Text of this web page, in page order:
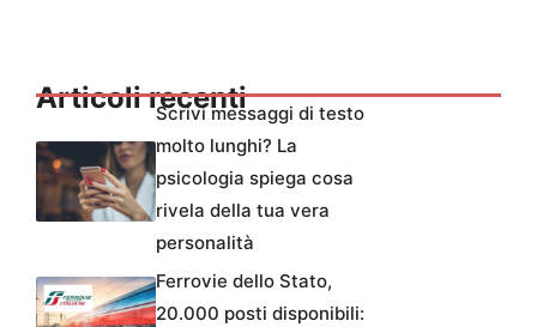
Articoli recentiScrivi messaggi di testo
molto lunghi? La
psicologia spiega cosa
rivela della tua vera
personalità
Ferrovie dello Stato,
20.000 posti disponibili: